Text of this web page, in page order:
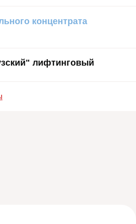
концентрата
лифтинговый